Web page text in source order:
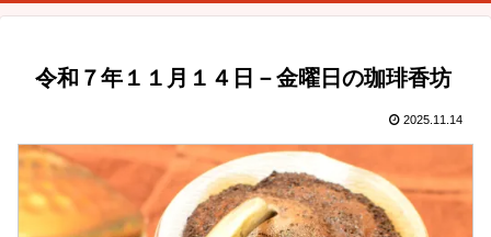
令和７年１１月１４日－金曜日の珈琲香坊
2025.11.14